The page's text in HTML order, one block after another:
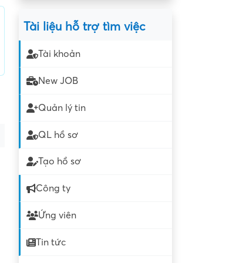
Tài liệu hỗ trợ tìm việc
Tài khoản
New JOB
Quản lý tin
QL hồ sơ
Tạo hồ sơ
Công ty
Ứng viên
Tin tức